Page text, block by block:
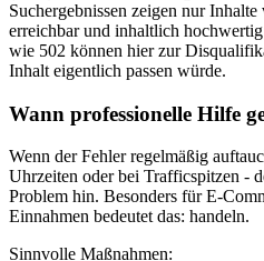
Suchergebnissen zeigen nur
erreichbar und inhaltlich
wie 502 können hier zur
Inhalt eigentlich passen würde.
Wann professionelle Hilfe
Wenn der Fehler regelmäßig
Uhrzeiten oder bei Trafficspitzen -
Problem hin. Besonders für E-
Einnahmen bedeutet das: handeln.
Sinnvolle Maßnahmen: